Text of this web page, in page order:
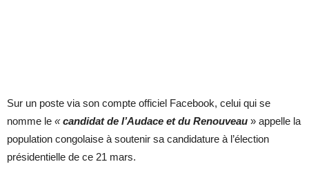
Sur un poste via son compte officiel Facebook, celui qui se
nomme le «candidat de l’Audace et du Renouveau » appelle la
population congolaise à soutenir sa candidature à l’élection
présidentielle de ce 21 mars.